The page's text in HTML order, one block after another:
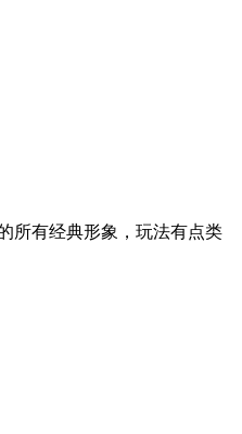
所有经典形象，玩法有点类